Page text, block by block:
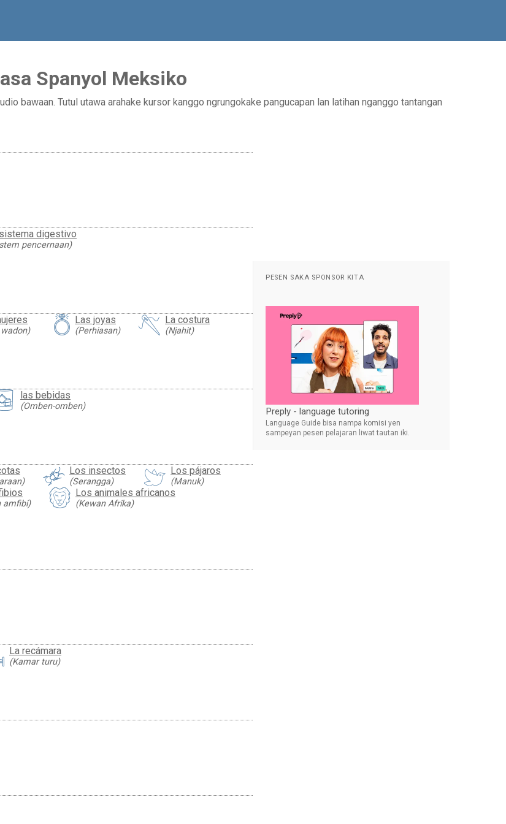
Spanyol Meksiko
bawaan. Tutul utawa arahake kursor kanggo ngrungokake pangucapan lan latihan nganggo tantangan
digestivo
pencernaan)
Las joyas
(Perhiasan)
La costura
(Njahit)
las bebidas
(Omben-omben)
Los insectos
(Serangga)
Los pájaros
(Manuk)
amfibi)
Los animales africanos
(Kewan Afrika)
La recámara
(Kamar turu)
PESEN SAKA SPONSOR KITA
Preply - language tutoring
Language Guide bisa nampa komisi yen
sampeyan pesen pelajaran liwat tautan iki.